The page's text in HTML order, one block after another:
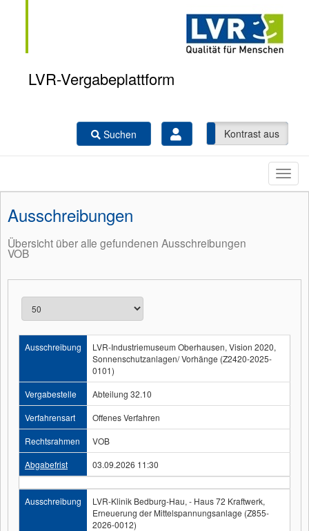
LVR-Vergabeplattform
Suchen Kontrast ein Kontrast aus
Ausschreibungen
Übersicht über alle gefundenen Ausschreibungen
VOB
Ausschreibung
LVR-Industriemuseum Oberhausen, Vision 2020,
Sonnenschutzanlagen/ Vorhänge (Z2420-2025-
0101)
Vergabestelle
Abteilung 32.10
Verfahrensart
Offenes Verfahren
Rechtsrahmen
VOB
Abgabefrist
03.09.2026 11:30
Ausschreibung
LVR-Klinik Bedburg-Hau, - Haus 72 Kraftwerk,
Erneuerung der Mittelspannungsanlage (Z855-
2026-0012)